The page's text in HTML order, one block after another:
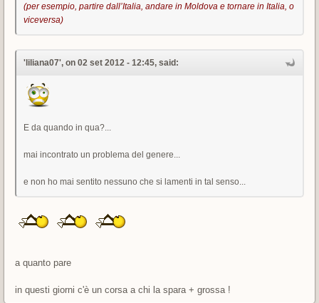
(per esempio, partire dall’Italia, andare in Moldova e tornare in Italia, o
viceversa)
'liliana07', on 02 set 2012 - 12:45, said:
E da quando in qua?...
mai incontrato un problema del genere...
e non ho mai sentito nessuno che si lamenti in tal senso...
a quanto pare
in questi giorni c'è un corsa a chi la spara + grossa !